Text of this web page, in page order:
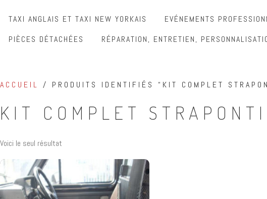
TAXI ANGLAIS ET TAXI NEW YORKAIS EVÉNEMENTS
PIÈCES DÉTACHÉES
RÉPARATION, ENTRETIEN,
ACCUEIL / PRODUITS IDENTIFIÉS “KIT COMPLET
KIT COMPLET
Voici le seul résultat